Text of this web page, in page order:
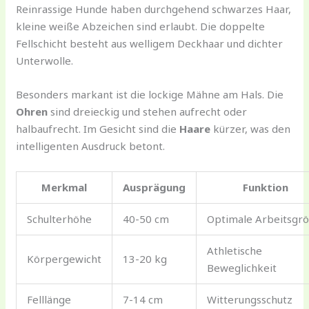
Reinrassige Hunde haben durchgehend schwarzes Haar,
kleine weiße Abzeichen sind erlaubt. Die doppelte
Fellschicht besteht aus welligem Deckhaar und dichter
Unterwolle.
Besonders markant ist die lockige Mähne am Hals. Die
Ohren sind dreieckig und stehen aufrecht oder
halbaufrecht. Im Gesicht sind die Haare kürzer, was den
intelligenten Ausdruck betont.
Merkmal Ausprägung Funktion
Schulterhöhe 40-50 cm Optimale
Körpergewicht 13-20 kg
Athletische
Beweglichkeit
Felllänge 7-14 cm Witterungsschutz